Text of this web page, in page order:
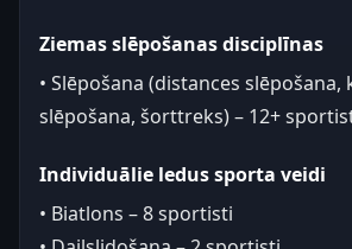
Ziemas slēpošanas disciplīnas
• Slēpošana (distances slēpošana,
slēpošana, šorttreks) – 12+
Individuālie ledus sporta veidi
• Biatlons – 8 sportisti